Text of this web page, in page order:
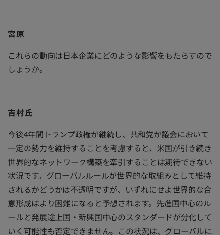
宮原
これらの動向は日本企業にどのような影響をもたらすので
しょうか。
吉村氏
今後4年間トランプ政権が継続し、共和党が議会において
一定の勢力を維持することを考慮すると、米国が引き続き
世界的なネットワーク構築を牽引することは期待できない
状況です。グローバルルールが世界的な取組みとして維持
されるかどうかは不透明ですが、いずれにせよ世界的な合
意形成はより困難になると予想されます。先進国中心のル
ールと発展途上国・新興国中心のスタンダードが分化して
いく可能性も否定できません。この状況は、グローバルに